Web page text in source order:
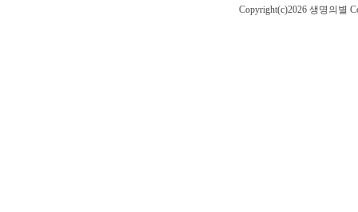
Copyright(c)2026 생명의별